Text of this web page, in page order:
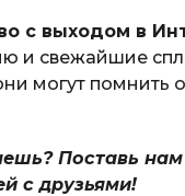
с выходом в
свежайшие
могут
Поставь
с друзьями!